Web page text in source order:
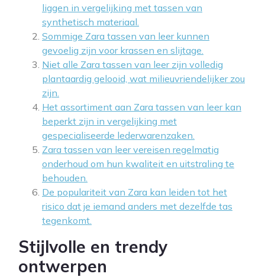
liggen in vergelijking met tassen van
synthetisch materiaal.
Sommige Zara tassen van leer kunnen
gevoelig zijn voor krassen en slijtage.
Niet alle Zara tassen van leer zijn volledig
plantaardig gelooid, wat milieuvriendelijker zou
zijn.
Het assortiment aan Zara tassen van leer kan
beperkt zijn in vergelijking met
gespecialiseerde lederwarenzaken.
Zara tassen van leer vereisen regelmatig
onderhoud om hun kwaliteit en uitstraling te
behouden.
De populariteit van Zara kan leiden tot het
risico dat je iemand anders met dezelfde tas
tegenkomt.
Stijlvolle en trendy
ontwerpen